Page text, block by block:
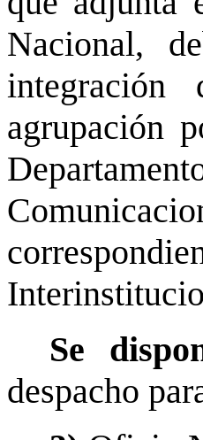
Nacional,
agrupación
Se
despacho